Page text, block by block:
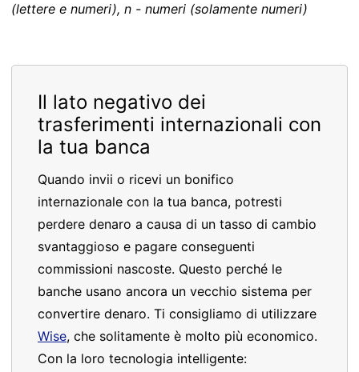
(lettere e numeri), n - numeri (solamente numeri)
Il lato negativo dei
trasferimenti internazionali con
la tua banca
Quando invii o ricevi un bonifico
internazionale con la tua banca, potresti
perdere denaro a causa di un tasso di cambio
svantaggioso e pagare conseguenti
commissioni nascoste. Questo perché le
banche usano ancora un vecchio sistema per
convertire denaro. Ti consigliamo di utilizzare
Wise, che solitamente è molto più economico.
Con la loro tecnologia intelligente: